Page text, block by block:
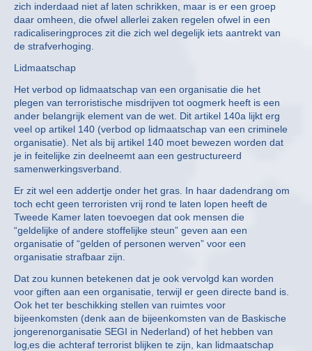
zich inderdaad niet af laten schrikken, maar is er een groep
daar omheen, die ofwel allerlei zaken regelen ofwel in een
radicaliseringproces zit die zich wel degelijk iets aantrekt van
de strafverhoging.
Lidmaatschap
Het verbod op lidmaatschap van een organisatie die het
plegen van terroristische misdrijven tot oogmerk heeft is een
ander belangrijk element van de wet. Dit artikel 140a lijkt erg
veel op artikel 140 (verbod op lidmaatschap van een criminele
organisatie). Net als bij artikel 140 moet bewezen worden dat
je in feitelijke zin deelneemt aan een gestructureerd
samenwerkingsverband.
Er zit wel een addertje onder het gras. In haar dadendrang om
toch echt geen terroristen vrij rond te laten lopen heeft de
Tweede Kamer laten toevoegen dat ook mensen die
“geldelijke of andere stoffelijke steun” geven aan een
organisatie of “gelden of personen werven” voor een
organisatie strafbaar zijn.
Dat zou kunnen betekenen dat je ook vervolgd kan worden
voor giften aan een organisatie, terwijl er geen directe band is.
Ook het ter beschikking stellen van ruimtes voor
bijeenkomsten (denk aan de bijeenkomsten van de Baskische
jongerenorganisatie SEGI in Nederland) of het hebben van
log‚es die achteraf terrorist blijken te zijn, kan lidmaatschap